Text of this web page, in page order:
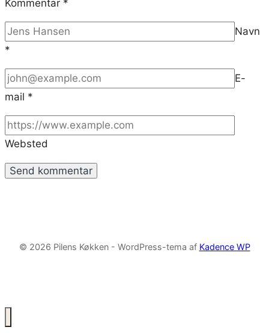
Kommentar *
Navn
*
E-
mail *
Websted
© 2026 Pilens Køkken - WordPress-tema af Kadence WP